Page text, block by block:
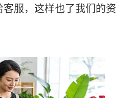
服，这样也了我们的资